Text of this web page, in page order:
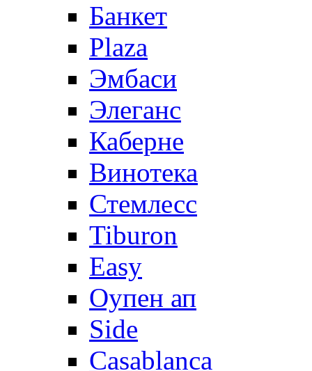
Банкет
Plaza
Эмбаси
Элеганс
Каберне
Винотека
Стемлесс
Tiburon
Easy
Оупен ап
Side
Casablanca